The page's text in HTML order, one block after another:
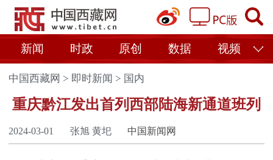
新闻 时政 原创 数据 视频
中国西藏网 > 即时新闻 > 国内
重庆黔江发出首列西部陆海新通道班列
2024-03-01 张旭 黄圯 中国新闻网